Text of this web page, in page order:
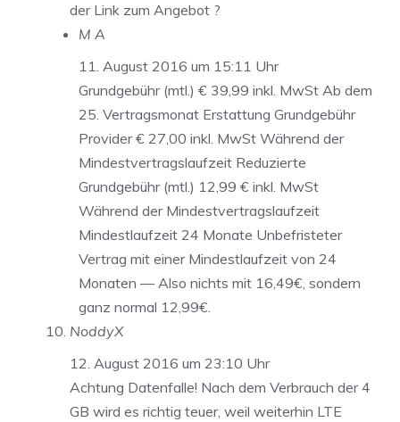
der Link zum Angebot ?
M A
11. August 2016 um 15:11 Uhr
Grundgebühr (mtl.) € 39,99 inkl. MwSt Ab dem
25. Vertragsmonat Erstattung Grundgebühr
Provider € 27,00 inkl. MwSt Während der
Mindestvertragslaufzeit Reduzierte
Grundgebühr (mtl.) 12,99 € inkl. MwSt
Während der Mindestvertragslaufzeit
Mindestlaufzeit 24 Monate Unbefristeter
Vertrag mit einer Mindestlaufzeit von 24
Monaten — Also nichts mit 16,49€, sondern
ganz normal 12,99€.
NoddyX
12. August 2016 um 23:10 Uhr
Achtung Datenfalle! Nach dem Verbrauch der 4
GB wird es richtig teuer, weil weiterhin LTE